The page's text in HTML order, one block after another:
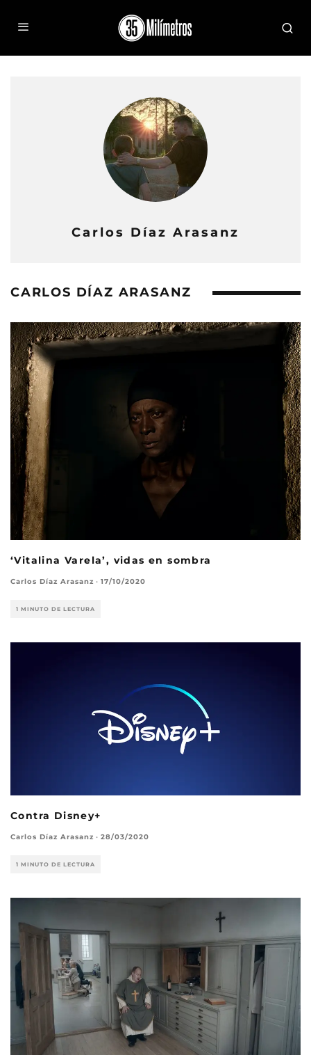
Carlos Díaz Arasanz
CARLOS DÍAZ ARASANZ
‘Vitalina Varela’, vidas en sombra
Carlos Díaz Arasanz · 17/10/2020
1 MINUTO DE LECTURA
Contra Disney+
Carlos Díaz Arasanz · 28/03/2020
1 MINUTO DE LECTURA